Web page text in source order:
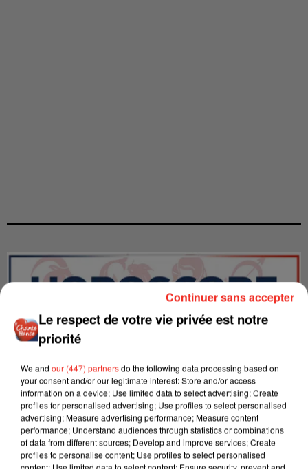
LES INTERVIEWS CHANTE
FRANCE
Voir plus
Le respect de votre vie privée est notre
priorité
We and our (447) partnersdo the following data processing based on
your consent and/or our legitimate interest: Store and/or access
information on a device; Use limited data to select advertising; Create
profiles for personalised advertising; Use profiles to select personalised
advertising; Measure advertising performance; Measure content
performance; Understand audiences through statistics or combinations
of data from different sources; Develop and improve services; Create
profiles to personalise content; Use profiles to select personalised
content; Use limited data to select content; Ensure security, prevent and
Continuer sans accepter